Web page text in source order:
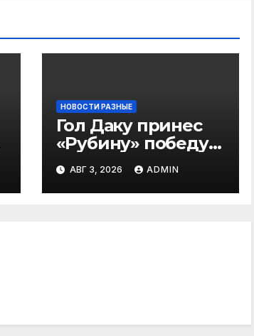
НОВОСТИ РАЗНЫЕ
Гол Даку принес
«Рубину» победу
над «Акроном» в
матче РПЛ
АВГ 3, 2026 ADMIN